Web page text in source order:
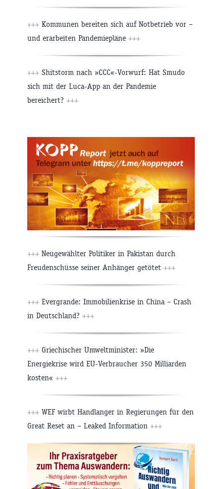
+++ Kommunen bereiten sich auf Notbetrieb vor –
und erarbeiten Pandemiepläne +++
+++ Shitstorm nach »CCC«-Vorwurf: Hat Smudo
sich mit der Luca-App an der Pandemie
bereichert? +++
+++ Neugewählter Politiker in Pakistan durch
Freudenschüsse seiner Anhänger getötet +++
+++ Evergrande: Immobilienkrise in China – Crash
in Deutschland? +++
+++ Griechischer Umweltminister: »Die
Energiekrise wird EU-Verbraucher 350 Milliarden
kosten« +++
+++ WEF wirbt Handlanger in Regierungen für den
Great Reset an – Leaked Information +++